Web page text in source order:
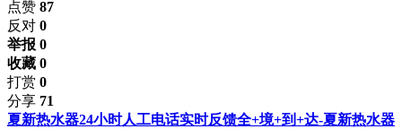
点赞 87
反对 0
举报 0
收藏 0
打赏 0
分享 71
夏新热水器24小时人工电话实时反馈全+境+到+达-夏新热水器